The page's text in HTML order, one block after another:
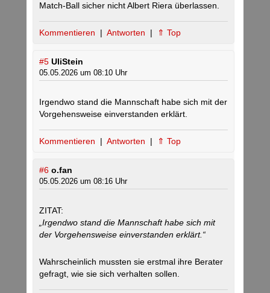
Match-Ball sicher nicht Albert Riera überlassen.
Kommentieren | Antworten | ⇑ Top
#5 UliStein
05.05.2026 um 08:10 Uhr
Irgendwo stand die Mannschaft habe sich mit der
Vorgehensweise einverstanden erklärt.
Kommentieren | Antworten | ⇑ Top
#6 o.fan
05.05.2026 um 08:16 Uhr
ZITAT:
„Irgendwo stand die Mannschaft habe sich mit
der Vorgehensweise einverstanden erklärt.“
Wahrscheinlich mussten sie erstmal ihre Berater
gefragt, wie sie sich verhalten sollen.